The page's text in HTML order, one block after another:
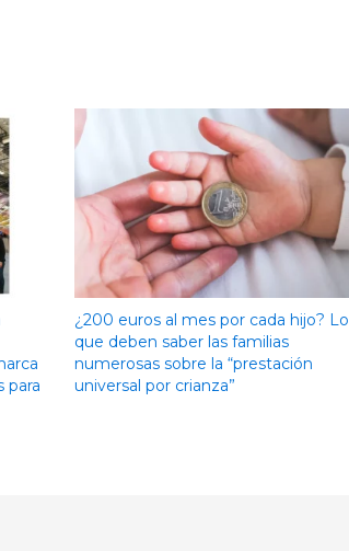
para
¿200 euros al mes por cada hijo? Lo
que deben saber las familias
numerosas sobre la “prestación
universal por crianza”